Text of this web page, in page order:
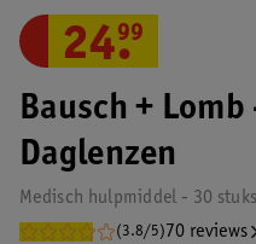
Bausch +
Daglenzen
Medisch hulpmiddel - 30 stuks
(3.8/5) 70 reviews
24.
99